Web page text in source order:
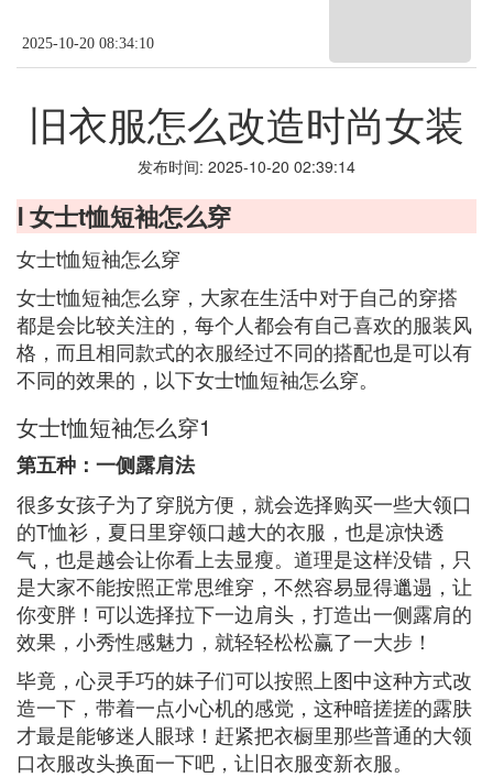
2025-10-20 08:34:10
旧衣服怎么改造时尚女装
发布时间: 2025-10-20 02:39:14
Ⅰ 女士t恤短袖怎么穿
女士t恤短袖怎么穿
女士t恤短袖怎么穿，大家在生活中对于自己的穿搭
都是会比较关注的，每个人都会有自己喜欢的服装风
格，而且相同款式的衣服经过不同的搭配也是可以有
不同的效果的，以下女士t恤短袖怎么穿。
女士t恤短袖怎么穿1
第五种：一侧露肩法
很多女孩子为了穿脱方便，就会选择购买一些大领口
的T恤衫，夏日里穿领口越大的衣服，也是凉快透
气，也是越会让你看上去显瘦。道理是这样没错，只
是大家不能按照正常思维穿，不然容易显得邋遢，让
你变胖！可以选择拉下一边肩头，打造出一侧露肩的
效果，小秀性感魅力，就轻轻松松赢了一大步！
毕竟，心灵手巧的妹子们可以按照上图中这种方式改
造一下，带着一点小心机的感觉，这种暗搓搓的露肤
才最是能够迷人眼球！赶紧把衣橱里那些普通的大领
口衣服改头换面一下吧，让旧衣服变新衣服。